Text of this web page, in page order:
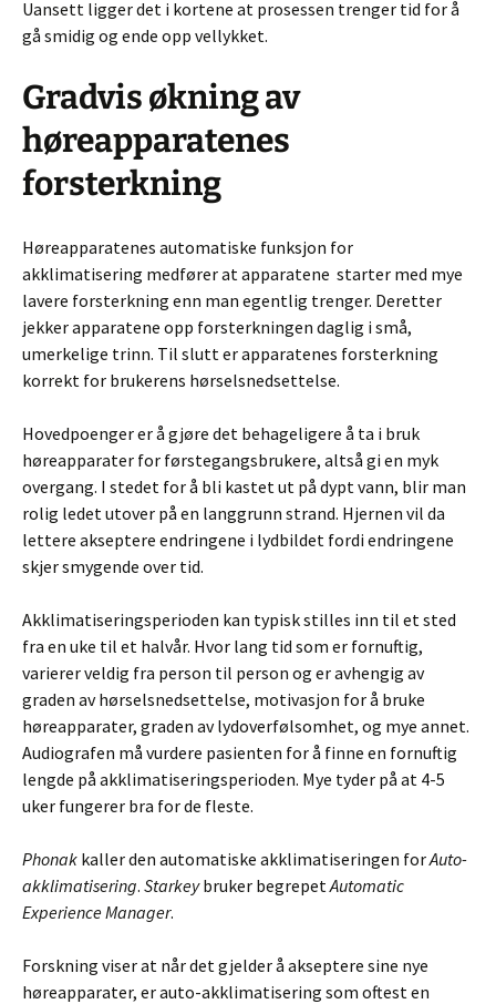
Uansett ligger det i kortene at prosessen trenger tid for å
gå smidig og ende opp vellykket.
Gradvis økning av
høreapparatenes
forsterkning
Høreapparatenes automatiske funksjon for
akklimatisering medfører at apparatene starter med mye
lavere forsterkning enn man egentlig trenger. Deretter
jekker apparatene opp forsterkningen daglig i små,
umerkelige trinn. Til slutt er apparatenes forsterkning
korrekt for brukerens hørselsnedsettelse.
Hovedpoenger er å gjøre det behageligere å ta i bruk
høreapparater for førstegangsbrukere, altså gi en myk
overgang. I stedet for å bli kastet ut på dypt vann, blir man
rolig ledet utover på en langgrunn strand. Hjernen vil da
lettere akseptere endringene i lydbildet fordi endringene
skjer smygende over tid.
Akklimatiseringsperioden kan typisk stilles inn til et sted
fra en uke til et halvår. Hvor lang tid som er fornuftig,
varierer veldig fra person til person og er avhengig av
graden av hørselsnedsettelse, motivasjon for å bruke
høreapparater, graden av lydoverfølsomhet, og mye annet.
Audiografen må vurdere pasienten for å finne en fornuftig
lengde på akklimatiseringsperioden. Mye tyder på at 4-5
uker fungerer bra for de fleste.
Phonak kaller den automatiske akklimatiseringen forAuto-
akklimatisering. Starkeybruker begrepetAutomatic
Experience Manager.
Forskning viser at når det gjelder å akseptere sine nye
høreapparater, er auto-akklimatisering som oftest en